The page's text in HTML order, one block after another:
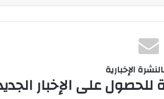
الإخبارية
للحصول على الإخبار